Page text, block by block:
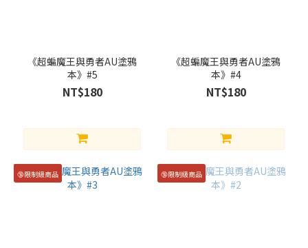
《超蝙魔王與勇者AU塗鴉
本》#5
NT$180
《超蝙魔王與勇者AU塗鴉
本》#4
NT$180
🔞限制級商品 🔞限制級商品